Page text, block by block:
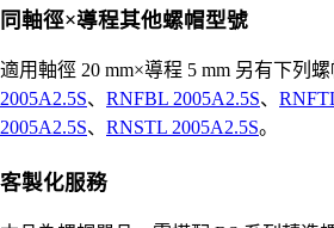
同軸徑×導程其他螺帽型號
適用軸徑 20 mm×導程 5 mm 另有下列螺
2005A2.5S、 RNFBL 2005A2.5S、
2005A2.5S、 RNSTL 2005A2.5S。
客製化服務